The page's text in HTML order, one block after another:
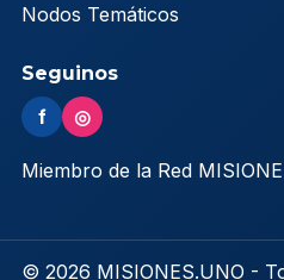
Nodos Temáticos
Seguinos
f ◎
Miembro de la Red
© 2026 MISIONES.UNO -